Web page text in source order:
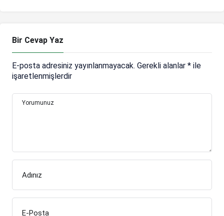
Bir Cevap Yaz
E-posta adresiniz yayınlanmayacak. Gerekli alanlar * ile
işaretlenmişlerdir
Yorumunuz
Adınız
E-Posta